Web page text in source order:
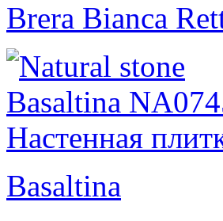
Brera Bianca
Basaltina